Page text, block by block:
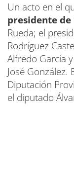
Un acto en el
presidente de
Rueda; el
Rodríguez
Alfredo García
José González.
Diputación
el diputado